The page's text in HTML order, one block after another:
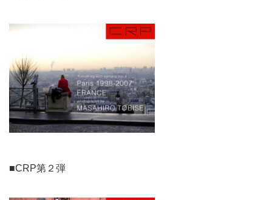
■CRP第２弾